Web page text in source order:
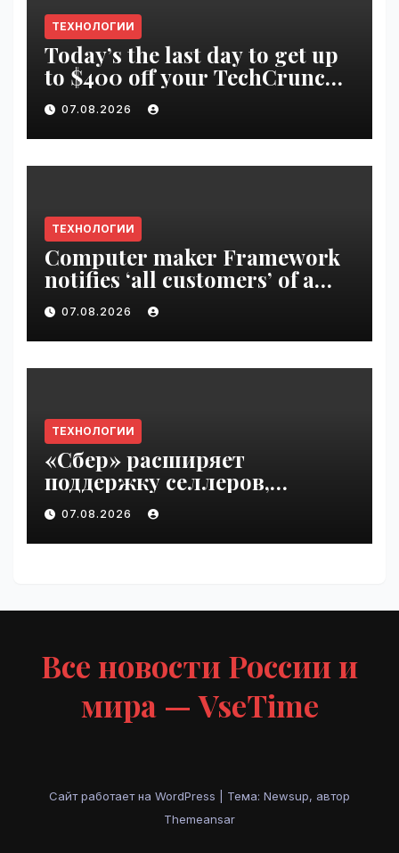
ТЕХНОЛОГИИ
Today’s the last day to get up
to $400 off your TechCrunch
Disrupt 2026 ticket |
VseTime.ru
07.08.2026
ТЕХНОЛОГИИ
Computer maker Framework
notifies ‘all customers’ of a
data breach | VseTime.ru
07.08.2026
ТЕХНОЛОГИИ
«Сбер» расширяет
поддержку селлеров,
пострадавших от
инцидентов на складах
Wildberries | VseTime.ru
07.08.2026
Все новости России и
мира — VseTime
Сайт работает на WordPress
Тема: Newsup, автор
Themeansar